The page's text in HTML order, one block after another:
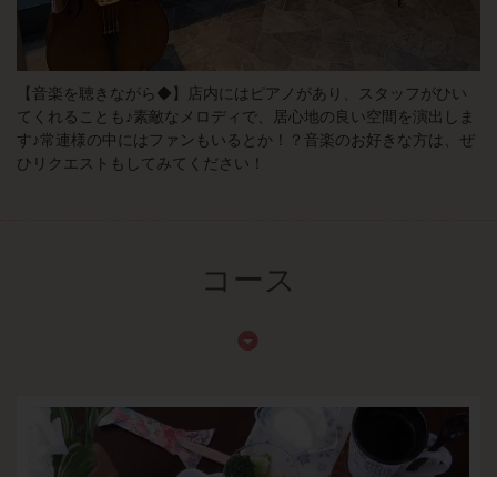
【音楽を聴きながら◆】店内にはピアノがあり、スタッフがひい
てくれることも♪素敵なメロディで、居心地の良い空間を演出しま
す♪常連様の中にはファンもいるとか！？音楽のお好きな方は、ぜ
ひリクエストもしてみてください！
コース